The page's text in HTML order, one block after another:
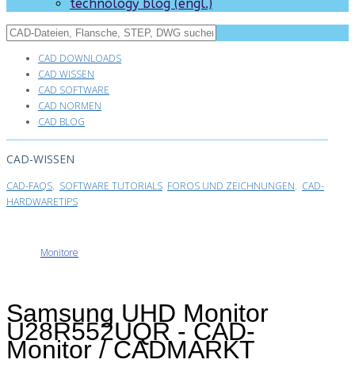
technology blog (engl.)
CAD DOWNLOADS
CAD WISSEN
CAD SOFTWARE
CAD NORMEN
CAD BLOG
CAD-WISSEN
CAD-FAQS. SOFTWARE TUTORIALS FOROS UND ZEICHNUNGEN. CAD-
HARDWARETIPS
Monitore
Samsung UHD Monitor
U28R552UQR - CAD-
Monitor / CADMARKT